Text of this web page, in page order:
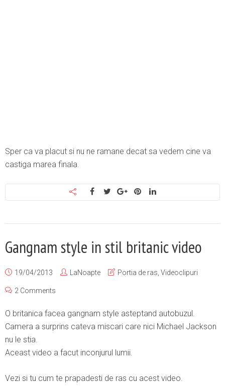
Sper ca va placut si nu ne ramane decat sa vedem cine va
castiga marea finala.
Gangnam style in stil britanic video
19/04/2013 LaNoapte Portia de ras Videoclipuri
2 Comments
O britanica facea gangnam style asteptand autobuzul.
Camera a surprins cateva miscari care nici Michael Jackson
nu le stia.
Aceast video a facut inconjurul lumii.
Vezi si tu cum te prapadesti de ras cu acest video.